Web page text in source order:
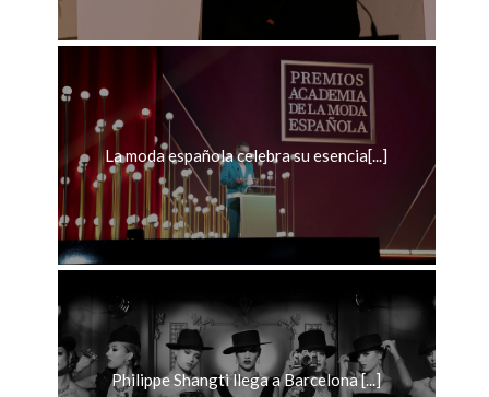
La moda española celebra su esencia[...]
Philippe Shangti llega a Barcelona [...]